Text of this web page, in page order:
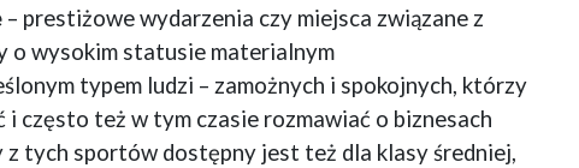
– prestiżowe wydarzenia czy miejsca związane z
o wysokim statusie materialnym
typem ludzi – zamożnych i spokojnych, którzy
i często też w tym czasie rozmawiać o biznesach
z tych sportów dostępny jest też dla klasy średniej,